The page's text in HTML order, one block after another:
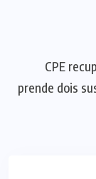
CPE
prende dois